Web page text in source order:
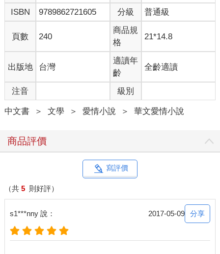
聊。」
警衛杜伯伯搔著頭，不好意思地說：「唉唷！每次都送我這些，
「你那麼辛苦，這又不算什麼，我才不好意思，又讓你跑上來一
「好啦好啦，謝謝妳啦！我得下去了，記得如果要繼續睡的話，
手機要調成震動，我們這種舊大樓隔音設備本來就不夠好。」杜
伯伯接過我的餅乾，叮嚀著我。
我微笑，點了點頭，「好！杜伯伯謝謝你，再見。」
房門關上的那一刻，我的笑容馬上不見，睡到正爽的時候被吵
醒，是一件非常值得生氣的事。看了一下時鐘，才下午兩點多，
螢幕顯示，有三十六通未接來電。
是哪個神經病這樣打電話的啊？
很煩，不會打去騷擾她男友嗎？
「幹麼啦？」我很不耐煩地接起來。面對她，是我唯一不需要戴
面具的時候。
「妳幹麼都不接電話，還有呼吸嗎？我真的會被妳氣死，租書店
打電話來說妳租一套漫畫過期一個月了啦！妳幹麼不拿去還啊！
不對，妳幹麼不用妳自己的帳號租啊！每次都要用我的，妳自己
不是有帳號嗎？」
我也想要用自己的帳號啊，只是那帳號早就在八百年前被租書店
ISBN
9789862721605 分級 普通級
頁數 240
商品規
格
21*14.8
出版地 台灣
適讀年
齡
全齡適讀
注音 級別
中文書 ＞ 文學 ＞ 愛情小說 ＞ 華文愛情小說
商品評價
寫評價
（共 5 則好評）
s1***nny 說： 2017-05-09 分享